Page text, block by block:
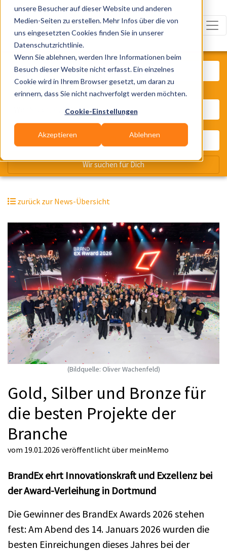
unsere Besucher auf dieser Website und anderen
Medien-Seiten zu erstellen. Mehr Infos über die von
uns eingesetzten Cookies finden Sie in unserer
Datenschutzrichtlinie.
Wenn Sie ablehnen, werden Ihre Informationen beim
Besuch dieser Website nicht erfasst. Ein einzelnes
Cookie wird in Ihrem Browser gesetzt, um daran zu
erinnern, dass Sie nicht nachverfolgt werden möchten.
Cookie-Einstellungen
Akzeptieren Ablehnen
zurück zur News-Übersicht
(Bildquelle: Oliver Wachenfeld)
Gold, Silber und Bronze für
die besten Projekte der
Branche
vom 19.01.2026 veröffentlicht über meinMemo
BrandEx ehrt Innovationskraft und Exzellenz bei
der Award-Verleihung in Dortmund
Die Gewinner des BrandEx Awards 2026 stehen
fest: Am Abend des 14. Januars 2026 wurden die
besten Einreichungen dieses Jahres bei der
Was? Künstler, Zelte, Bands,
Wo? Stadt, PLZ, Ort
Wir suchen für Dich